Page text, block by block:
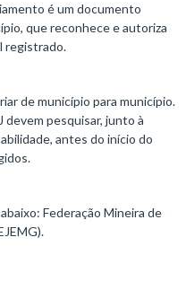
é um documento
que reconhece e autoriza
registrado.
de município para município.
devem pesquisar, junto à
antes do início do
Federação Mineira de